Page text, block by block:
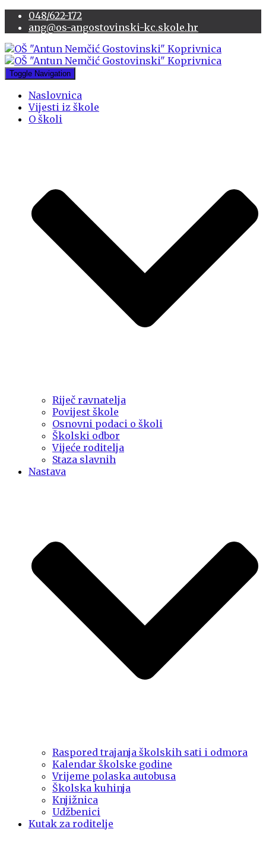
048/622-172
ang@os-angostovinski-kc.skole.hr
Toggle Navigation
Naslovnica
Vijesti iz škole
O školi
Riječ ravnatelja
Povijest škole
Osnovni podaci o školi
Školski odbor
Vijeće roditelja
Staza slavnih
Nastava
Raspored trajanja školskih sati i odmora
Kalendar školske godine
Vrijeme polaska autobusa
Školska kuhinja
Knjižnica
Udžbenici
Kutak za roditelje